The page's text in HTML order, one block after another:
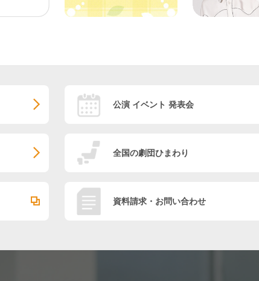
公演 イベント 発表会
全国の劇団ひまわり
資料請求・お問い合わせ